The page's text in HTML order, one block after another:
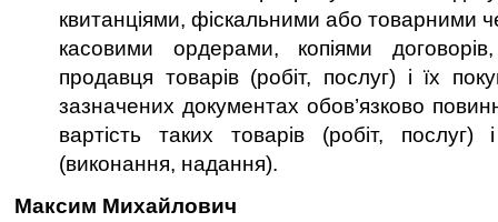
квитанціями, фіскальними або товарними
касовими ордерами, копіями
продавця товарів (робіт, послуг) і їх
зазначених документах обов’язково
вартість таких товарів (робіт,
(виконання, надання).
Максим Михайлович